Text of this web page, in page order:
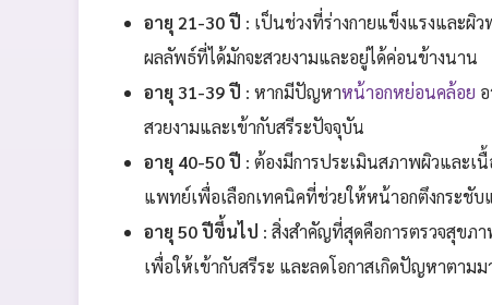
อายุ 21-30 ปี : เป็นช่วงที่ร่างกายแข็งแรงและผิ
ผลลัพธ์ที่ได้มักจะสวยงามและอยู่ได้ค่อนข้างนาน
อายุ 31-39 ปี : หากมีปัญหาหน้าอกหย่อนคล้อย
สวยงามและเข้ากับสรีระปัจจุบัน
อายุ 40-50 ปี : ต้องมีการประเมินสภาพผิวและเ
แพทย์เพื่อเลือกเทคนิคที่ช่วยให้หน้าอกตึงกระชับ
อายุ 50 ปีขึ้นไป : สิ่งสำคัญที่สุดคือการตรวจสุขภ
เพื่อให้เข้ากับสรีระ และลดโอกาสเกิดปัญหาตามม